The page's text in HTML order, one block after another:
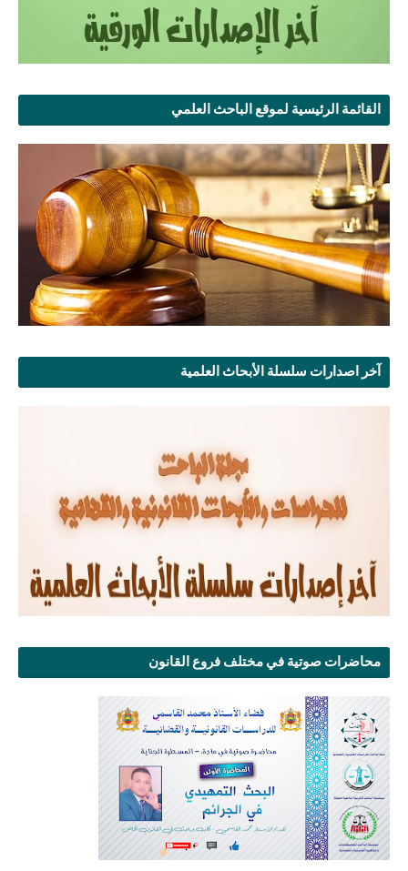
القائمة الرئيسية لموقع الباحث العلمي
آخر اصدارات سلسلة الأبحاث العلمية
محاضرات صوتية في مختلف فروع القانون